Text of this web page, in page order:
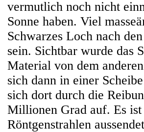
vermutlich noch nicht
Sonne haben. Viel
Schwarzes Loch nach
sein. Sichtbar wurde das
Material von dem
sich dann in einer
sich dort durch die
Millionen Grad auf. Es ist
Röntgenstrahlen